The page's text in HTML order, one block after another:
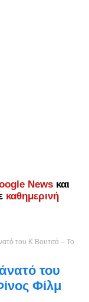
News και
καθημερινή
του Κ.Βουτσά – Το
του
Φίλμ